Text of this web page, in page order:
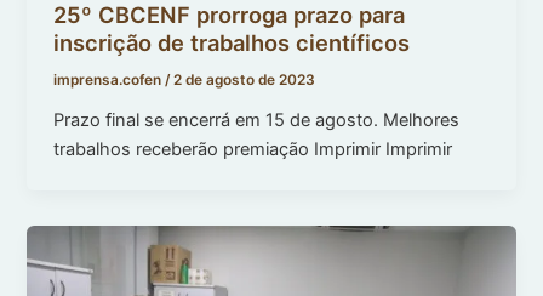
25º CBCENF prorroga prazo para
inscrição de trabalhos científicos
imprensa.cofen/2 de agosto de 2023
Prazo final se encerrá em 15 de agosto. Melhores
trabalhos receberão premiação Imprimir Imprimir